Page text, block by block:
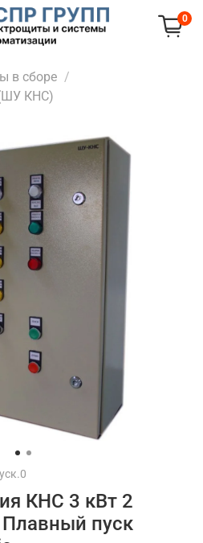
0
в сборе
КНС)
КНС 3 кВт 2
пуск